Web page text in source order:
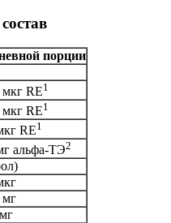
порции
мкг RE1
мкг RE1
RE1
альфа-ТЭ2
мг